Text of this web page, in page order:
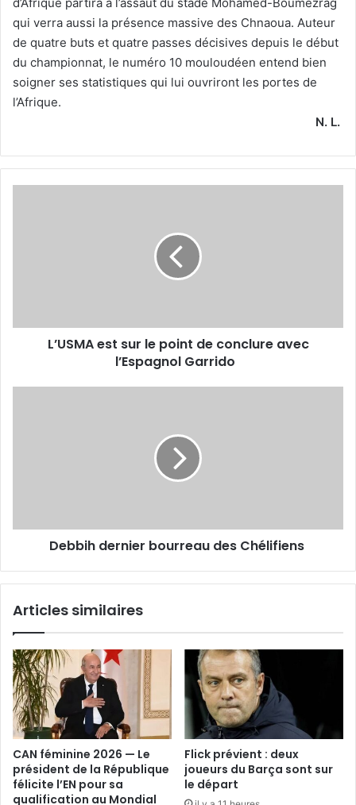
qui verra aussi la présence massive des Chnaoua. Auteur
de quatre buts et quatre passes décisives depuis le début
du championnat, le numéro 10 mouloudéen entend bien
soigner ses statistiques qui lui ouvriront les portes de
l’Afrique.
N. L.
l’Espagnol
GarridoL’USMA est sur le point de conclure avec
l’Espagnol Garrido
Debbih dernier bourreau des Chélifiens
Articles similaires
CAN féminine 2026 — Le
président de la République
félicite l’EN pour sa
qualification au Mondial
Flick prévient : deux
joueurs du Barça sont sur
le départ